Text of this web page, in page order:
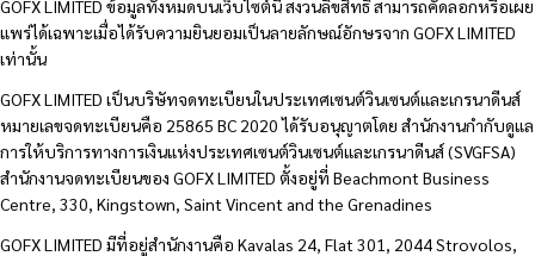
GOFX LIMITED ข้อมูลทั้งหมดบนเว็บไซต์นี้ สงวนลิขสิทธิ์ สามารถคัดลอกหรือเผย
แพร่ได้เฉพาะเมื่อได้รับความยินยอมเป็นลายลักษณ์อักษรจาก GOFX LIMITED
เท่านั้น
GOFX LIMITED เป็นบริษัทจดทะเบียนในประเทศเซนต์วินเซนต์และเกรนาดีนส์
หมายเลขจดทะเบียนคือ 25865 BC 2020 ได้รับอนุญาตโดย สำนักงานกำกับดูแล
การให้บริการทางการเงินแห่งประเทศเซนต์วินเซนต์และเกรนาดีนส์ (SVGFSA)
สำนักงานจดทะเบียนของ GOFX LIMITED ตั้งอยู่ที่ Beachmont Business
Centre, 330, Kingstown, Saint Vincent and the Grenadines
GOFX LIMITED มีที่อยู่สำนักงานคือ Kavalas 24, Flat 301, 2044 Strovolos,